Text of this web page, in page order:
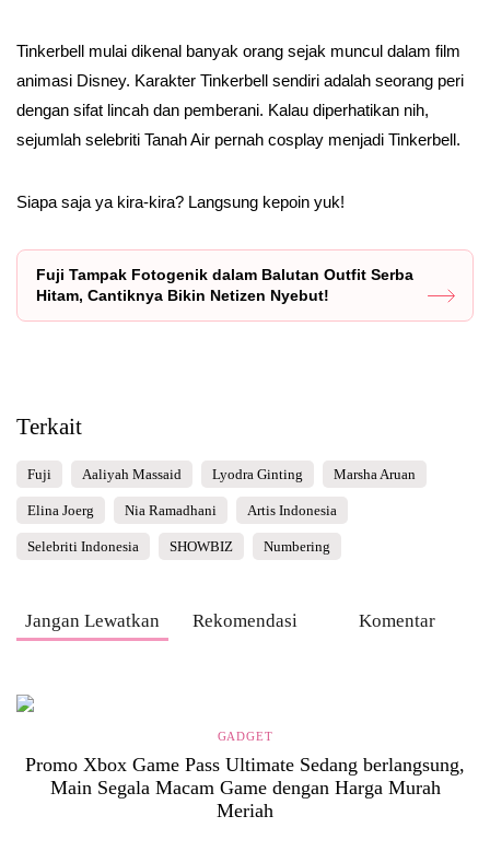
Tinkerbell mulai dikenal banyak orang sejak muncul dalam film
animasi Disney. Karakter Tinkerbell sendiri adalah seorang peri
dengan sifat lincah dan pemberani. Kalau diperhatikan nih,
sejumlah selebriti Tanah Air pernah cosplay menjadi Tinkerbell.
Siapa saja ya kira-kira? Langsung kepoin yuk!
Fuji Tampak Fotogenik dalam Balutan Outfit Serba
Hitam, Cantiknya Bikin Netizen Nyebut!
Terkait
Fuji Aaliyah Massaid Lyodra Ginting Marsha Aruan
Elina Joerg Nia Ramadhani Artis Indonesia
Selebriti Indonesia SHOWBIZ Numbering
Jangan Lewatkan Rekomendasi Komentar
GADGET
Promo Xbox Game Pass Ultimate Sedang berlangsung,
Main Segala Macam Game dengan Harga Murah
Meriah